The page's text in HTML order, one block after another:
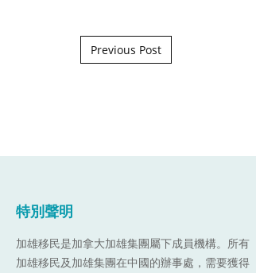
Post navigation
Previous Post
特別聲明
加雄移民是加拿大加雄集團屬下成員機構。 所有
加雄移民及加雄集團在中國的辦事處，需要獲得